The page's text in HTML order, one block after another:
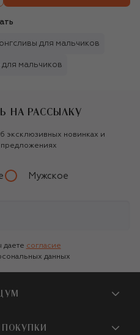
для мальчиков
для мальчиков
НА РАССЫЛКУ
эксклюзивных новинках и
Мужское
даете согласие
данных